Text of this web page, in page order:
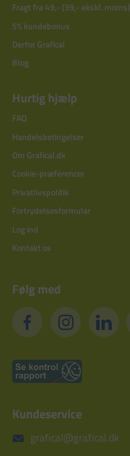
Fragt fra 49,- (39,- ekskl. moms)
5% kundebonus
Derfor Grafical
Blog
Hurtig hjælp
FAQ
Handelsbetingelser
Om Grafical.dk
Cookie-præferencer
Privatlivspolitik
Fortrydelsesformular
Log ind
Kontakt os
Følg med
Kundeservice
grafical@grafical.dk